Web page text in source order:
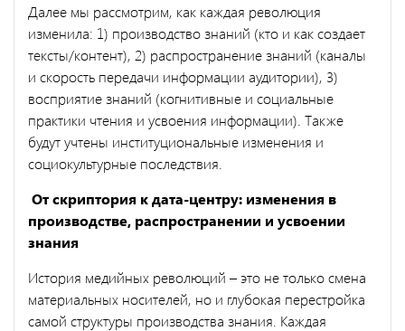
Далее мы рассмотрим, как каждая революция
изменила: 1) производство знаний (кто и как создает
тексты/контент), 2) распространение знаний (каналы
и скорость передачи информации аудитории), 3)
восприятие знаний (когнитивные и социальные
практики чтения и усвоения информации). Также
будут учтены институциональные изменения и
социокультурные последствия.
От скриптория к дата-центру: изменения в
производстве, распространении и усвоении
знания
История медийных революций – это не только смена
материальных носителей, но и глубокая перестройка
самой структуры производства знания. Каждая